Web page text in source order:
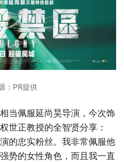
：PR提供
当佩服延尚昊导演，今次饰
世正教授的全智贤分享：
的忠实粉丝。我非常佩服他
势的女性角色，而且我一直